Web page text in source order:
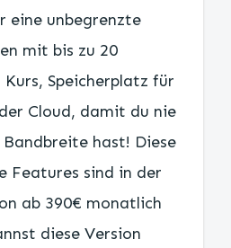
eine unbegrenzte
mit bis zu 20
Speicherplatz für
Cloud, damit du nie
hast! Diese
Features sind in der
ab 390€ monatlich
diese Version